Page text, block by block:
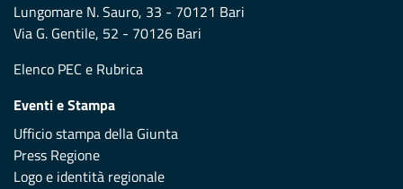
Lungomare N. Sauro, 33 - 70121 Bari
Via G. Gentile, 52 - 70126 Bari
Elenco PEC e Rubrica
Eventi e Stampa
Ufficio stampa della Giunta
Press Regione
Logo e identità regionale